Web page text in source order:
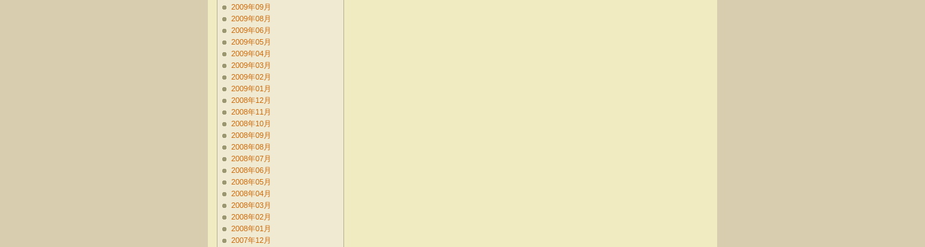
2009年09月
2009年08月
2009年06月
2009年05月
2009年04月
2009年03月
2009年02月
2009年01月
2008年12月
2008年11月
2008年10月
2008年09月
2008年08月
2008年07月
2008年06月
2008年05月
2008年04月
2008年03月
2008年02月
2008年01月
2007年12月